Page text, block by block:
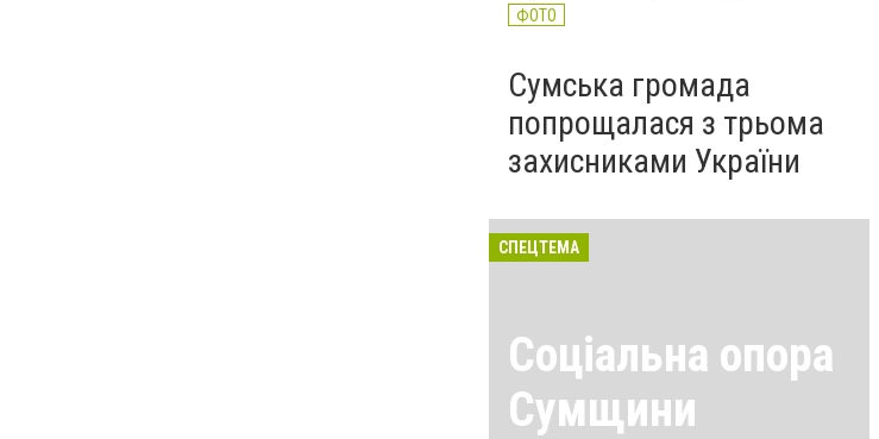
ФОТО
Сумська громада
попрощалася з трьома
захисниками України
СПЕЦТЕМА
Соціальна опора
Сумщини